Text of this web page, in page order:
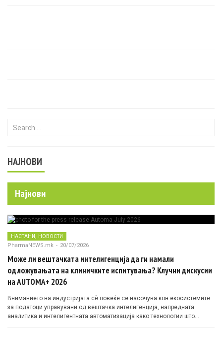
Search for:
НАЈНОВИ
Најнови
НАСТАНИ, НОВОСТИ
PharmaNEWS.mk - 20/07/2026
Може ли вештачката интелигенција да ги намали
одложувањата на клиничките испитувања? Клучни дискусии
на AUTOMA+ 2026
Вниманието на индустријата сè повеќе се насочува кон екосистемите
за податоци управувани од вештачка интелигенција, напредната
аналитика и интелигентната автоматизација како технологии што